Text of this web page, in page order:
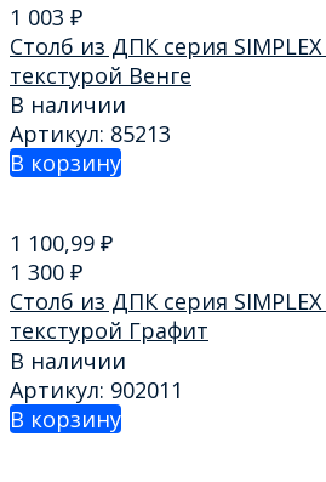
1 003 ₽
Столб из ДПК серия
текстурой Венге
В наличии
Артикул: 85213
В корзину
1 100,99 ₽
1 300 ₽
Столб из ДПК серия
текстурой Графит
В наличии
Артикул: 902011
В корзину